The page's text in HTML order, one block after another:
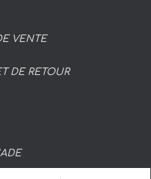
VENTE
DE RETOUR